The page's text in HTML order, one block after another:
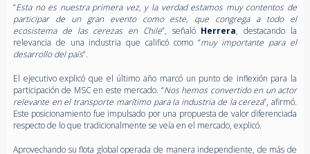
“Esta no es nuestra primera vez, y la verdad estamos muy contentos de
participar de un gran evento como este, que congrega a todo el
ecosistema de las cerezas en Chile”, señaló Herrera, destacando la
relevancia de una industria que calificó como “muy importante para el
desarrollo del país”.
El ejecutivo explicó que el último año marcó un punto de inflexión para la
participación de MSC en este mercado. “Nos hemos convertido en un actor
relevante en el transporte marítimo para la industria de la cereza”, afirmó.
Este posicionamiento fue impulsado por una propuesta de valor diferenciada
respecto de lo que tradicionalmente se veía en el mercado, explicó.
Aprovechando su flota global operada de manera independiente, de más de